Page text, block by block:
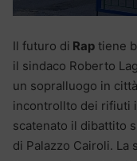
Il futuro di Rap tiene
il sindaco Roberto
un sopralluogo in
incontrollto dei rifiuti
scatenato il dibattito
di Palazzo Cairoli. La